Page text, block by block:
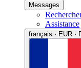
Messages
Assistance
français · EUR ·